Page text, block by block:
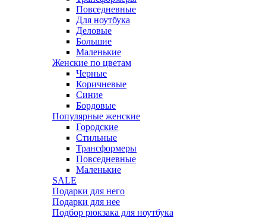
Повседневные
Для ноутбука
Деловые
Большие
Маленькие
Женские по цветам
Черные
Коричневые
Синие
Бордовые
Популярные женские
Городские
Стильные
Трансформеры
Повседневные
Маленькие
SALE
Подарки для него
Подарки для нее
Подбор рюкзака для ноутбука